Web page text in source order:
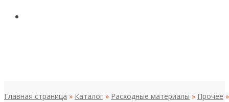
Главная страница » Каталог » Расходные материалы » Прочее